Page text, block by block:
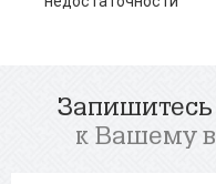
к Вашему